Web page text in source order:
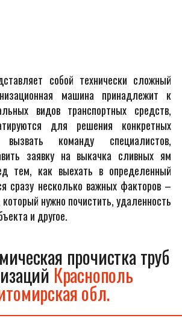
собой технически сложный
машина принадлежит к
видов транспортных средств,
для решения конкретных
команду специалистов,
заявку на выкачка сливных ям
тем, как выехать в определенный
сразу несколько важных факторов –
нужно почистить, удаленность
и другое.
прочистка труб
Краснополь
обл.